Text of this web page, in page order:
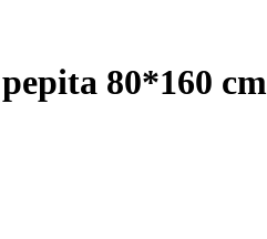
80*160 cm